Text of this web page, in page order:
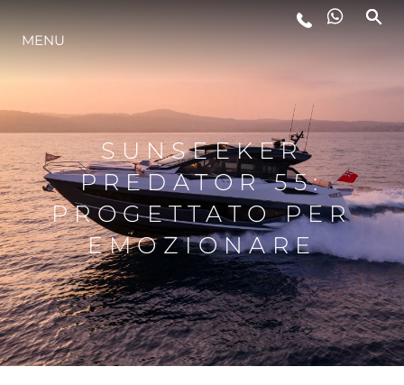
LIFESTYLE
INNOVAZIONE
L'AZIENDA
IL TEAM
HERITAGE
MENU
SUNSEEKER
PREDATOR 55:
PROGETTATO PER
EMOZIONARE